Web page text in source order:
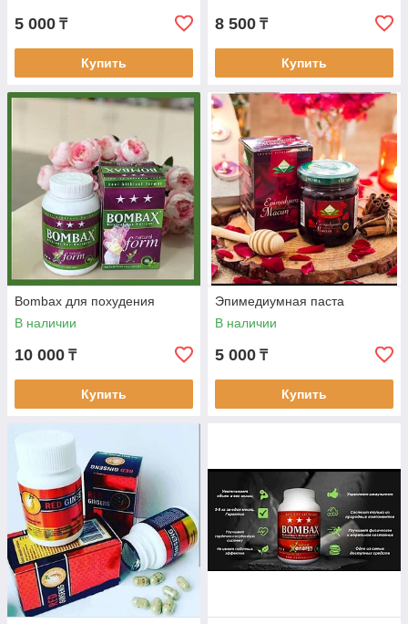
5 000 ₸
Купить
8 500 ₸
Купить
Bombax для похудения
В наличии
10 000 ₸
Купить
Эпимедиумная паста
В наличии
5 000 ₸
Купить